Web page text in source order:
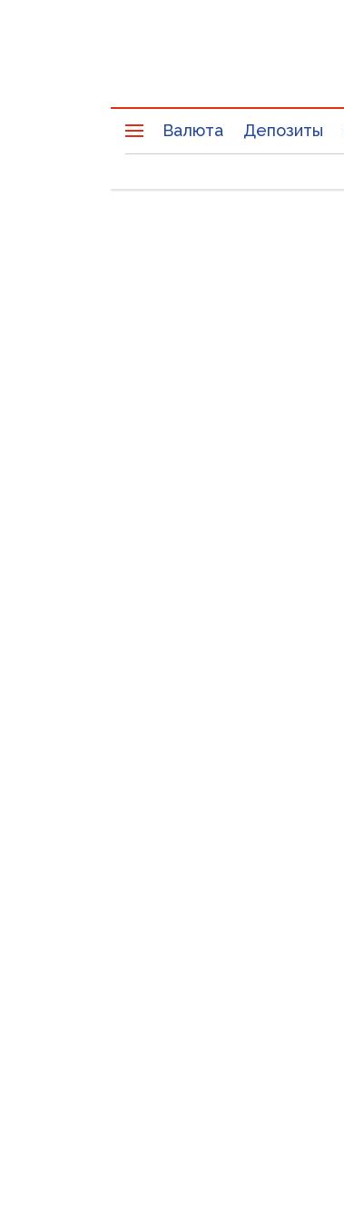
Валюта Депозиты